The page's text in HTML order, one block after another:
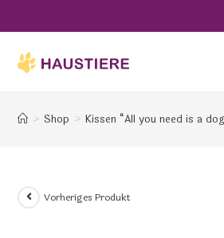
> Shop > Kissen “All you need is a
Vorheriges Produkt